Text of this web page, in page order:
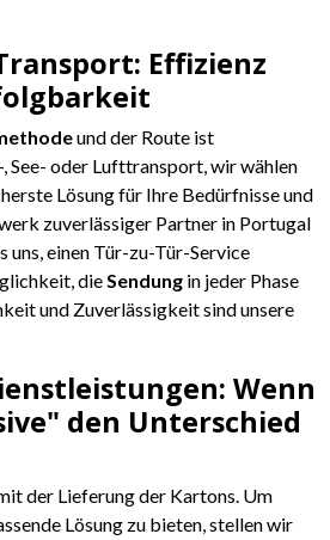
Effizienz
und der Route ist
See- oder Lufttransport, wir wählen
Lösung für Ihre Bedürfnisse und
zuverlässiger Partner in Portugal
uns, einen Tür-zu-Tür-Service
dieSendung in jeder Phase
und Zuverlässigkeit sind unsere
Wenn
den Unterschied
der Lieferung der Kartons. Um
Lösung zu bieten, stellen wir